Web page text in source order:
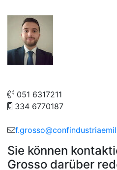
051 6317211
334 6770187
Sie können
Grosso darüber